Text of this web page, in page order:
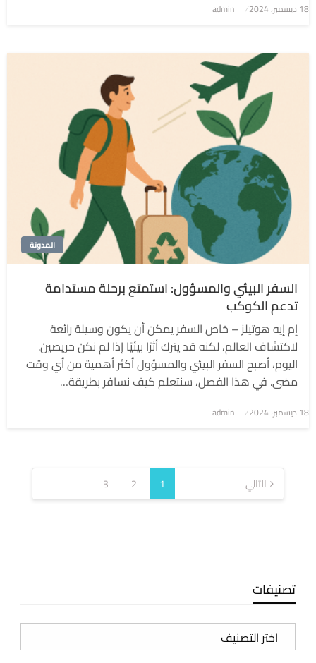
نُشر
18 ديسمبر، 2024 admin
المدونة
السفر البيئي والمسؤول: استمتع برحلة مستدامة
تدعم الكوكب
إم إيه هوتيلز – خاص السفر يمكن أن يكون وسيلة رائعة
لاكتشاف العالم، لكنه قد يترك أثرًا بيئيًا إذا لم نكن حريصين.
اليوم، أصبح السفر البيئي والمسؤول أكثر أهمية من أي وقت
مضى. في هذا الفصل، سنتعلم كيف نسافر بطريقة…
نُشر
18 ديسمبر، 2024 admin
تعدد
صفحات
المقالات
1
2
3 التالي
تصنيفات
تصنيفات